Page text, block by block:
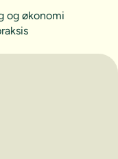
og økonomi